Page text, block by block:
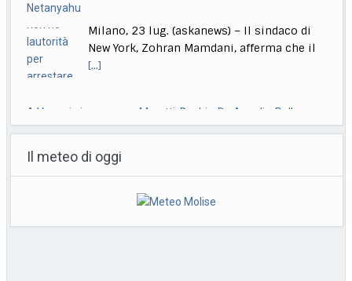
Netanyahu
Milano, 23 lug. (askanews) – Il sindaco di
New York, Zohran Mamdani, afferma che il
[...]
A Venezia in concorso Moretti, Bechis, De Angelis, Pallaoro,
Strippoli
Roma, 23 lug. (askanews) – Nanni Moretti
torna in concorso a Venezia, a 37 anni
Il meteo di oggi